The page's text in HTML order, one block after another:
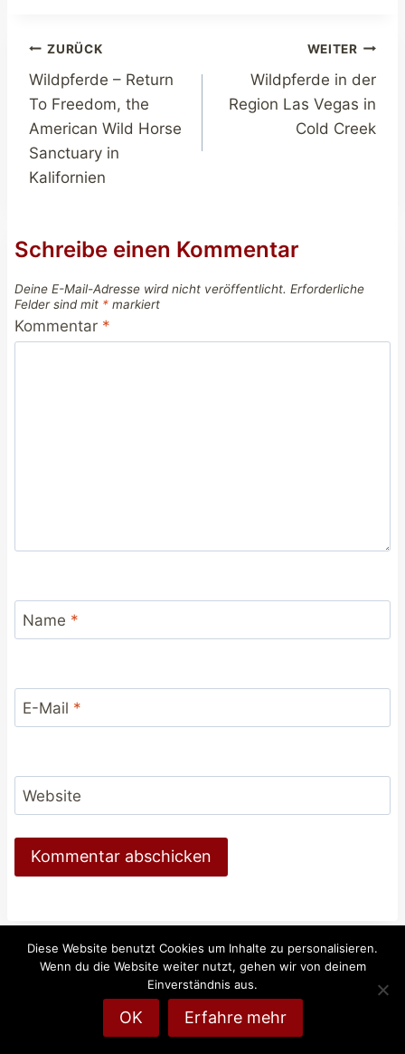
Beitragsnavigation
ZURÜCK
Wildpferde – Return
To Freedom, the
American Wild Horse
Sanctuary in
Kalifornien
WEITER
Wildpferde in der
Region Las Vegas in
Cold Creek
Schreibe einen Kommentar
Deine E-Mail-Adresse wird nicht veröffentlicht. Erforderliche
Felder sind mit * markiert
Kommentar *
Name *
E-Mail *
Website
© 2026 Reiten-weltweit.info - Reiten und Pferde
online
Diese Website benutzt Cookies um Inhalte zu personalisieren.
Wenn du die Website weiter nutzt, gehen wir von deinem
Einverständnis aus.
OK Erfahre mehr